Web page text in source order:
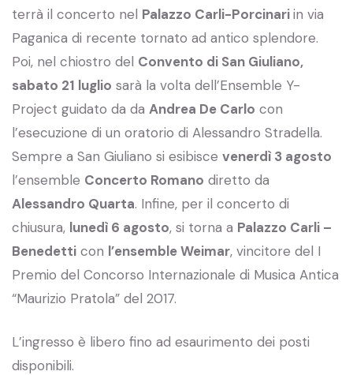
terrà il concerto nel Palazzo Carli-Porcinariin via
Paganica di recente tornato ad antico splendore.
Poi, nel chiostro del Convento di San Giuliano,
sabato 21 luglio sarà la volta dell’Ensemble Y-
Project guidato da da Andrea De Carlo con
l’esecuzione di un oratorio di Alessandro Stradella.
Sempre a San Giuliano si esibisce venerdì 3 agosto
l’ensemble Concerto Romano diretto da
Alessandro Quarta. Infine, per il concerto di
chiusura, lunedì 6 agosto, si torna a Palazzo Carli –
Benedetti con l’ensemble Weimar, vincitore del I
Premio del Concorso Internazionale di Musica Antica
“Maurizio Pratola” del 2017.
L’ingresso è libero fino ad esaurimento dei posti
disponibili.